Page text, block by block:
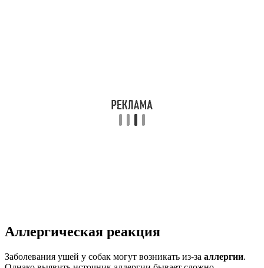
Аллергическая реакция
Заболевания ушей у собак могут возникать из-за аллергии.